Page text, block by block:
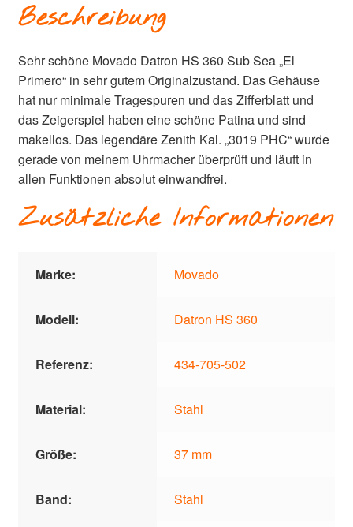
Beschreibung
Sehr schöne Movado Datron HS 360 Sub Sea „El
Primero“ in sehr gutem Originalzustand. Das Gehäuse
hat nur minimale Tragespuren und das Zifferblatt und
das Zeigerspiel haben eine schöne Patina und sind
makellos. Das legendäre Zenith Kal. „3019 PHC“ wurde
gerade von meinem Uhrmacher überprüft und läuft in
allen Funktionen absolut einwandfrei.
Zusätzliche Informationen
Marke: Movado
Modell: Datron HS 360
Referenz: 434-705-502
Material: Stahl
Größe: 37 mm
Band: Stahl